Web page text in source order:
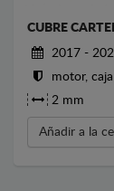
CUBRE
2017 -
motor,
2 mm
Añadir a la